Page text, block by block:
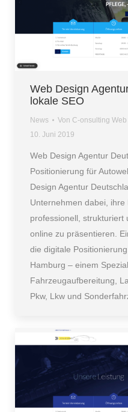
Web Design
lokale SEO
News Von C-onsulting
10. Juni 2019
Web Design Agentur
Positionierung für
Design Agentur
Unternehmen dabei, ihre
professionell, strukturiert
online zu präsentieren.
die digitale
Hamburg – einem
Fahrzeugaufbereitung,
Pkw, Lkw und